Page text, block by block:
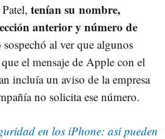
tenían su nombre,
anterior y número de
sospechó al ver que algunos
el mensaje de Apple con el
incluía un aviso de la empresa
no solicita ese número.
en los iPhone: así pueden